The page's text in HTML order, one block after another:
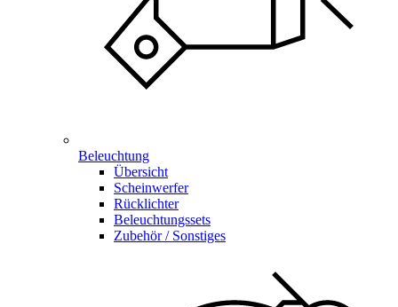
Beleuchtung
Übersicht
Scheinwerfer
Rücklichter
Beleuchtungssets
Zubehör / Sonstiges